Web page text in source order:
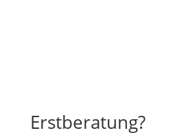
Erstberatung?